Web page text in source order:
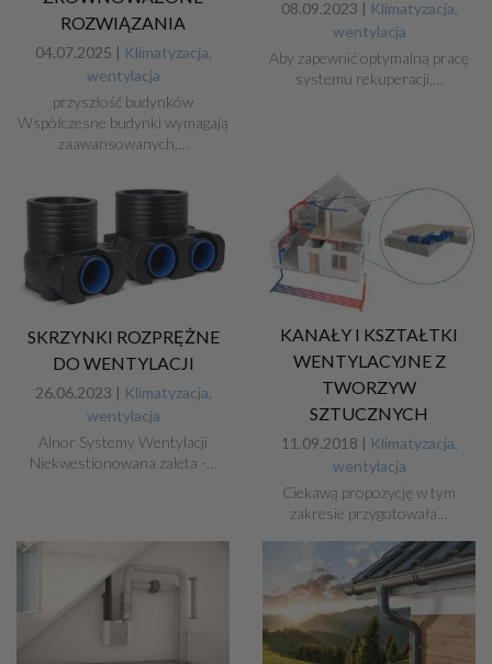
ROZWIĄZANIA
04.07.2025 | Klimatyzacja,
wentylacja
przyszłość budynków
Współczesne budynki wymagają
zaawansowanych,…
08.09.2023 | Klimatyzacja,
wentylacja
Aby zapewnić optymalną pracę
systemu rekuperacji,…
SKRZYNKI ROZPRĘŻNE
DO WENTYLACJI
26.06.2023 | Klimatyzacja,
wentylacja
Alnor Systemy Wentylacji
Niekwestionowana zaleta -…
KANAŁY I KSZTAŁTKI
WENTYLACYJNE Z
TWORZYW
SZTUCZNYCH
11.09.2018 | Klimatyzacja,
wentylacja
Ciekawą propozycję w tym
zakresie przygotowała…